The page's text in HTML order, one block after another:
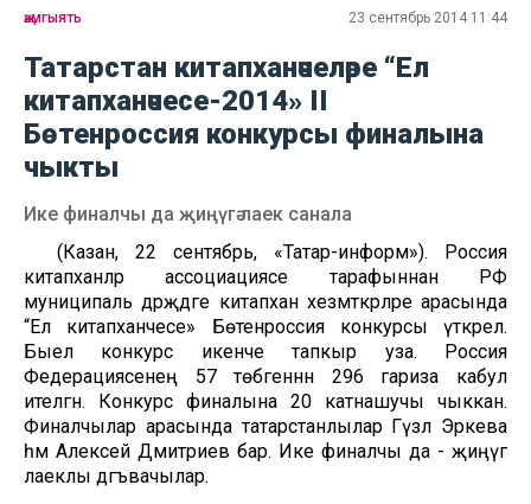
җәмгыять 23 сентябрь 2014 11:44
Татарстан китапханәчеләре “Ел
китапханәчесе-2014» II
Бөтенроссия конкурсы финалына
чыкты
Ике финалчы да җиңүгә лаек санала
(Казан, 22 сентябрь, «Татар-информ»). Россия
китапханәләр ассоциациясе тарафыннан РФ
муниципаль дәрәҗәдәге китапханә хезмәткәрләре арасында
“Ел китапханәчесе» Бөтенроссия конкурсы үткәрелә.
Быел конкурс икенче тапкыр уза. Россия
Федерациясенең 57 төбәгеннән 296 гариза кабул
ителгән. Конкурс финалына 20 катнашучы чыккан.
Финалчылар арасында татарстанлылар Гүзәл Эркәева
һәм Алексей Дмитриев бар. Ике финалчы да - җиңүгә
лаеклы дәгъвачылар.